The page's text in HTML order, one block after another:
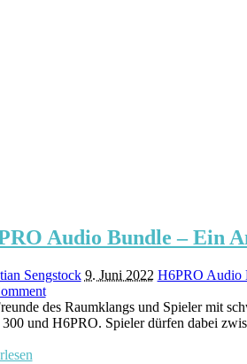
Audio Bundle – Ein
Sengstock 9. Juni 2022 H6PRO Audio
des Raumklangs und Spieler mit
und H6PRO. Spieler dürfen dabei